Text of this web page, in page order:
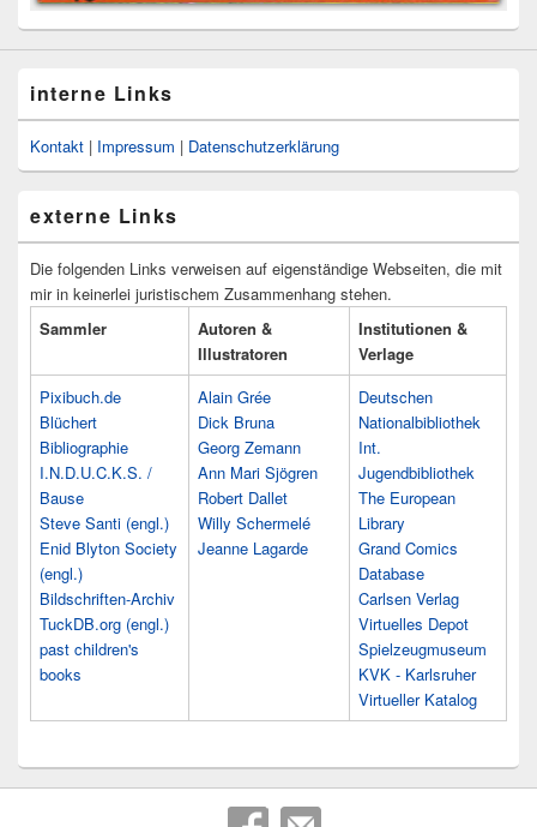
interne Links
Kontakt | Impressum | Datenschutzerklärung
externe Links
Die folgenden Links verweisen auf eigenständige Webseiten, die mit
mir in keinerlei juristischem Zusammenhang stehen.
Sammler
Autoren &
Illustratoren
Institutionen &
Verlage
Pixibuch.de
Blüchert
Bibliographie
I.N.D.U.C.K.S. /
Bause
Steve Santi (engl.)
Enid Blyton Society
(engl.)
Bildschriften-Archiv
TuckDB.org (engl.)
past children's
books
Alain Grée
Dick Bruna
Georg Zemann
Ann Mari Sjögren
Robert Dallet
Willy Schermelé
Jeanne Lagarde
Deutschen
Nationalbibliothek
Int.
Jugendbibliothek
The European
Library
Grand Comics
Database
Carlsen Verlag
Virtuelles Depot
Spielzeugmuseum
KVK - Karlsruher
Virtueller Katalog